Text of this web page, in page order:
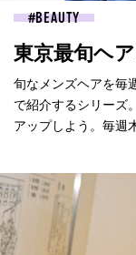
BEAUTY
東京最旬ヘ
旬なメンズヘアを毎
で紹介するシリーズ
アップしよう。毎週